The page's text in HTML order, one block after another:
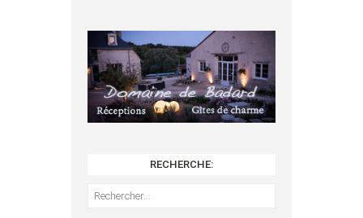
RECHERCHE:
Rechercher :